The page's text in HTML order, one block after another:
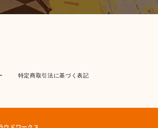
特定商取引法に基づく表記